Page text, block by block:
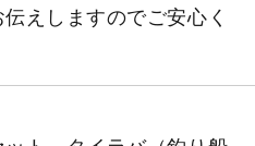
えしますのでご安心く